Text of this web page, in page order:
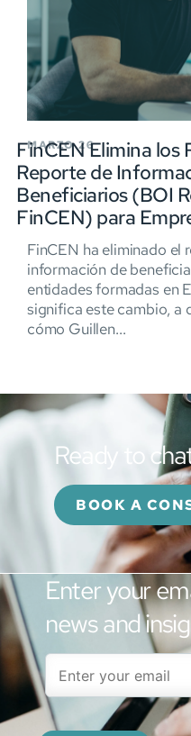
MARZO 26
FinCEN Elimina los
Reporte de
Beneficiarios (BOI
FinCEN) para
FinCEN ha eliminado el
información de
entidades formadas en
significa este cambio, a
cómo Guillen...
Ready to
BOOK A
Enter your
news and